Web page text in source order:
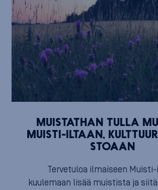
MUISTATHAN TULLA
MUISTI-ILTAAN,
STOAAN
Tervetuloa ilmaiseen
kuulemaan lisää muistista ja